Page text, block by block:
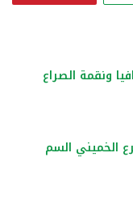
ن
ونقمة الصراع
الخميني السم